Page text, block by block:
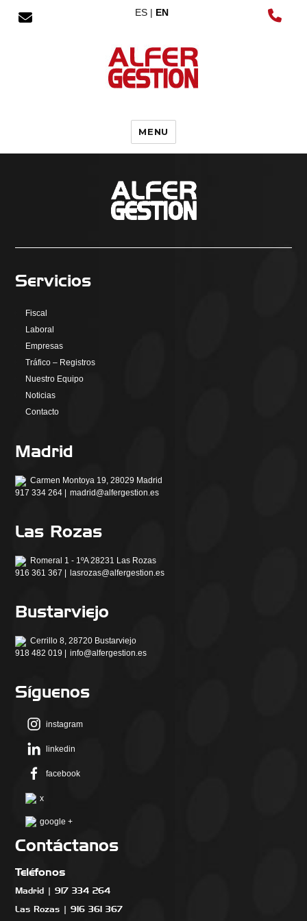
ES | EN
MENU
Servicios
Fiscal
Laboral
Empresas
Tráfico – Registros
Nuestro Equipo
Noticias
Contacto
Madrid
Carmen Montoya 19, 28029 Madrid
917 334 264 |
madrid@alfergestion.es
Las Rozas
Romeral 1 - 1ºA 28231 Las Rozas
916 361 367 |
lasrozas@alfergestion.es
Bustarviejo
Cerrillo 8, 28720 Bustarviejo
918 482 019 |
info@alfergestion.es
Síguenos
instagram
linkedin
facebook
x
google +
Contáctanos
Teléfonos
Madrid | 917 334 264
Las Rozas | 916 361 367